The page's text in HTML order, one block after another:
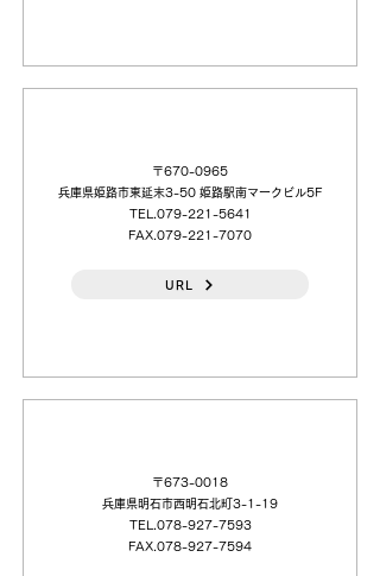
〒670-0965
兵庫県姫路市東延末3-50 姫路駅南マークビル5F
TEL.079-221-5641
FAX.079-221-7070
URL
〒673-0018
兵庫県明石市西明石北町3-1-19
TEL.078-927-7593
FAX.078-927-7594